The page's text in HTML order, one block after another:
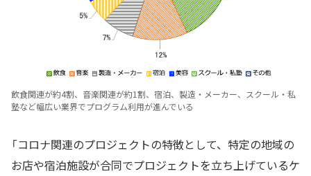
飲食関連が約4割、音楽関連が約1割、宿泊、製造・メーカー、スクール・私
塾など幅広い業界でプログラム利用が進んでいる
「コロナ関連のプロジェクトの特徴として、特定の地域の
お店や宿泊施設が合同でプロジェクトを立ち上げているケ